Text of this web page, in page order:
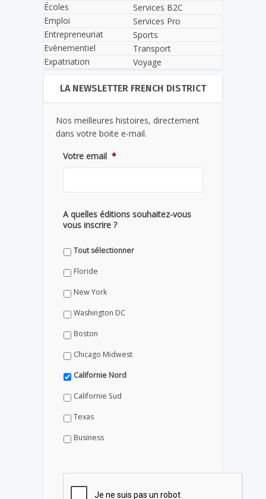
Écoles
Emploi
Entrepreneuriat
Evènementiel
Expatriation
Services B2C
Services Pro
Sports
Transport
Voyage
LA NEWSLETTER FRENCH DISTRICT
Nos meilleures histoires, directement
dans votre boite e-mail.
Votre email *
A quelles éditions souhaitez-vous
vous inscrire ?
Tout sélectionner
Floride
New York
Washington DC
Boston
Chicago Midwest
Californie Nord
Californie Sud
Texas
Business